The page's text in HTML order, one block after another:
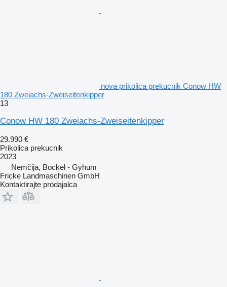
nova prikolica prekucnik Conow HW
180 Zweiachs-Zweiseitenkipper
13
Conow HW 180 Zweiachs-Zweiseitenkipper
29.990 €
Prikolica prekucnik
2023
Nemčija, Bockel - Gyhum
Fricke Landmaschinen GmbH
Kontaktirajte prodajalca